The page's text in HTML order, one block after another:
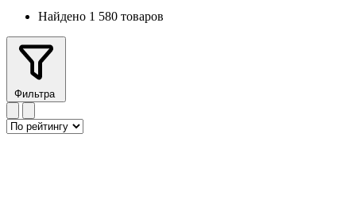
Найдено 1 580 товаров
Фильтра